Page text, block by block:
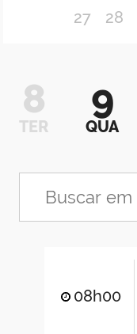
27
28
8
TER
9
QUA
08h00